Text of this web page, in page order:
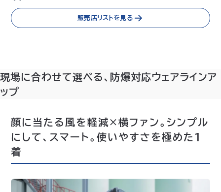
販売店リストを見る
現場に合わせて選べる、防爆対応ウェアラインア
ップ
顔に当たる風を軽減×横ファン。シンプル
にして、スマート。使いやすさを極めた1
着